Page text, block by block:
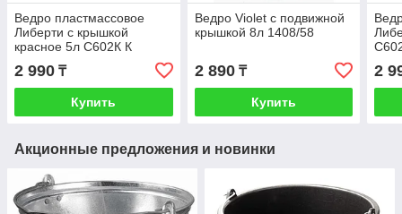
Ведро пластмассовое
Либерти с крышкой
красное 5л С602К К
2 990 ₸
Купить
Ведро Violet с подвижной
крышкой 8л 1408/58
2 890₸
Купить
2
Акционные предложения и новинки